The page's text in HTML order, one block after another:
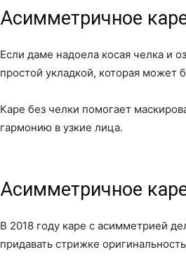
Асимметричное
Если даме надоела косая челка и
простой укладкой, которая может
Каре без челки помогает
гармонию в узкие лица.
Асимметричное
В 2018 году каре с асимметрией
придавать стрижке